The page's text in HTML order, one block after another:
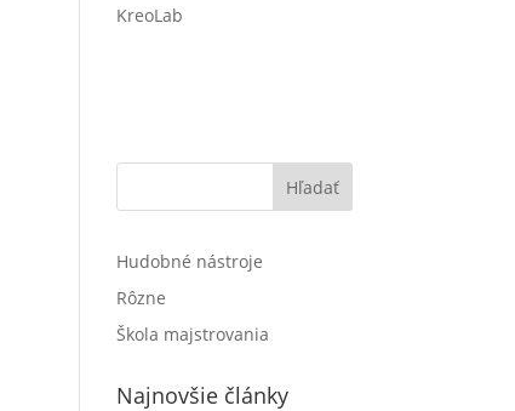
KreoLab
Hľadať
Hudobné nástroje
Rôzne
Škola majstrovania
Najnovšie články